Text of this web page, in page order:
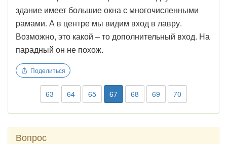
здание имеет большие окна с многочисленными
рамами. А в центре мы видим вход в лавру.
Возможно, это какой – то дополнительный вход. На
парадный он не похож.
Поделиться
63 64 65 67 68 69 70
Вопрос